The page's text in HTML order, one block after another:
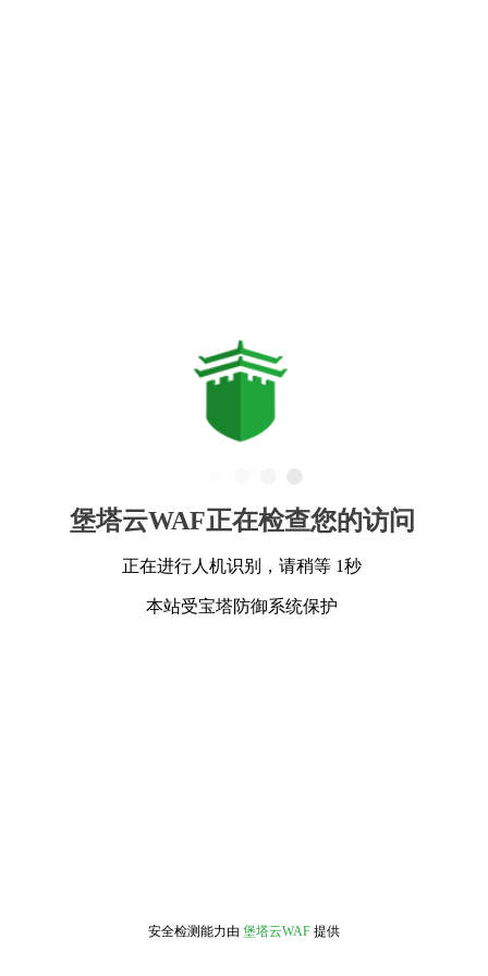
堡塔云WAF正在检查您的访问
正在进行人机识别，请稍等 1秒
本站受宝塔防御系统保护
安全检测能力由 堡塔云WAF 提供